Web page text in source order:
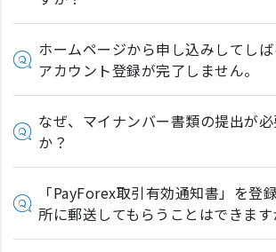
ホームページから申し込みしてしば
アカウント登録が完了しません。
なぜ、マイナンバー書類の提出が
か？
「PayForex取引有効通知書」を登
所に郵送してもらうことはできます